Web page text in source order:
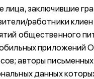
лица, заключившие
работники
общественного
приложений
авторы
данных